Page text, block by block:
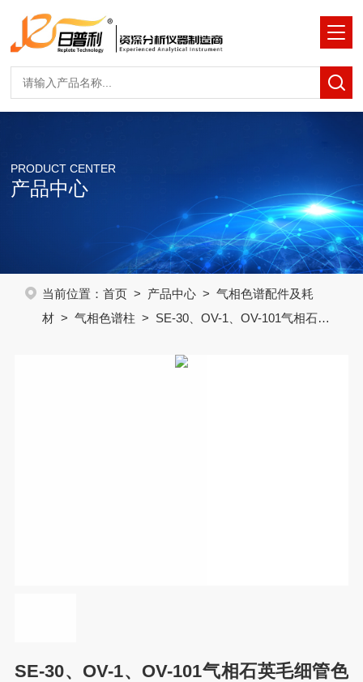
PRODUCT CENTER
产品中心
当前位置： 首页> 产品中心> 气相色谱配件及耗
材> 气相色谱柱 > SE-30、OV-1、OV-101气相石英
SE-30、OV-1、OV-101气相石英毛细管色